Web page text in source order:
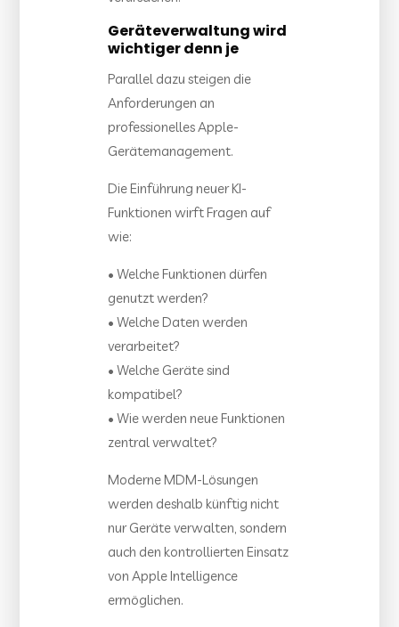
Geräteverwaltung wird
wichtiger denn je
Parallel dazu steigen die
Anforderungen an
professionelles Apple-
Gerätemanagement.
Die Einführung neuer KI-
Funktionen wirft Fragen auf
wie:
• Welche Funktionen dürfen
genutzt werden?
• Welche Daten werden
verarbeitet?
• Welche Geräte sind
kompatibel?
• Wie werden neue Funktionen
zentral verwaltet?
Moderne MDM-Lösungen
werden deshalb künftig nicht
nur Geräte verwalten, sondern
auch den kontrollierten Einsatz
von Apple Intelligence
ermöglichen.